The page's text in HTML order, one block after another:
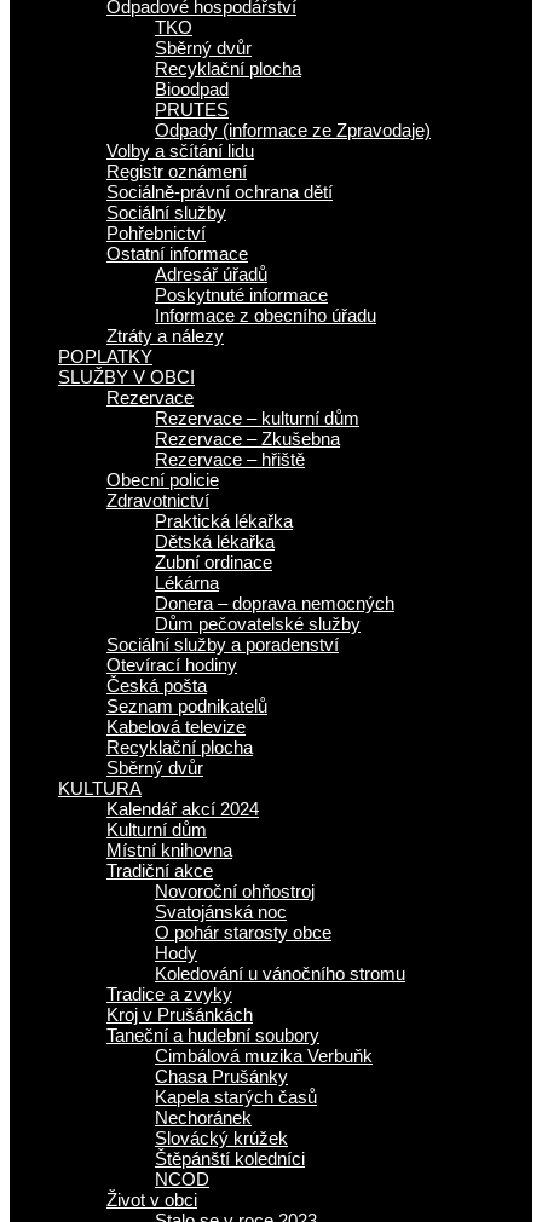
Odpadové hospodářství
TKO
Sběrný dvůr
Recyklační plocha
Bioodpad
PRUTES
Odpady (informace ze Zpravodaje)
Volby a sčítání lidu
Registr oznámení
Sociálně-právní ochrana dětí
Sociální služby
Pohřebnictví
Ostatní informace
Adresář úřadů
Poskytnuté informace
Informace z obecního úřadu
Ztráty a nálezy
POPLATKY
SLUŽBY V OBCI
Rezervace
Rezervace – kulturní dům
Rezervace – Zkušebna
Rezervace – hřiště
Obecní policie
Zdravotnictví
Praktická lékařka
Dětská lékařka
Zubní ordinace
Lékárna
Donera – doprava nemocných
Dům pečovatelské služby
Sociální služby a poradenství
Otevírací hodiny
Česká pošta
Seznam podnikatelů
Kabelová televize
Recyklační plocha
Sběrný dvůr
KULTURA
Kalendář akcí 2024
Kulturní dům
Místní knihovna
Tradiční akce
Novoroční ohňostroj
Svatojánská noc
O pohár starosty obce
Hody
Koledování u vánočního stromu
Tradice a zvyky
Kroj v Prušánkách
Taneční a hudební soubory
Cimbálová muzika Verbuňk
Chasa Prušánky
Kapela starých časů
Nechoránek
Slovácký krúžek
Štěpánští koledníci
NCOD
Život v obci